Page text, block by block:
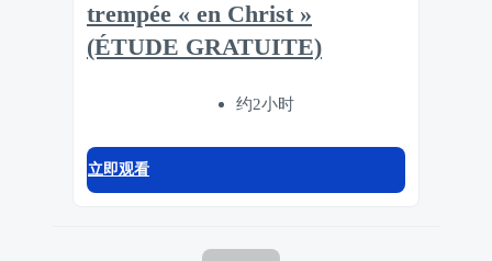
trempée « en Christ »
(ÉTUDE GRATUITE)
约2小时
立即观看